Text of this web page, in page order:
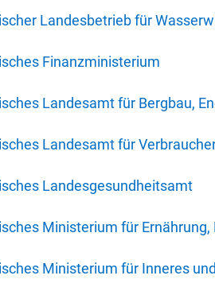
Landesbetrieb für
Finanzministerium
Landesamt für Bergbau,
Landesamt für
Landesgesundheitsamt
Ministerium für
Ministerium für Inneres